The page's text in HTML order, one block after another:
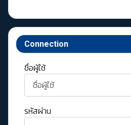
Connection
ชื่อผู้ใช้
รหัสผ่าน